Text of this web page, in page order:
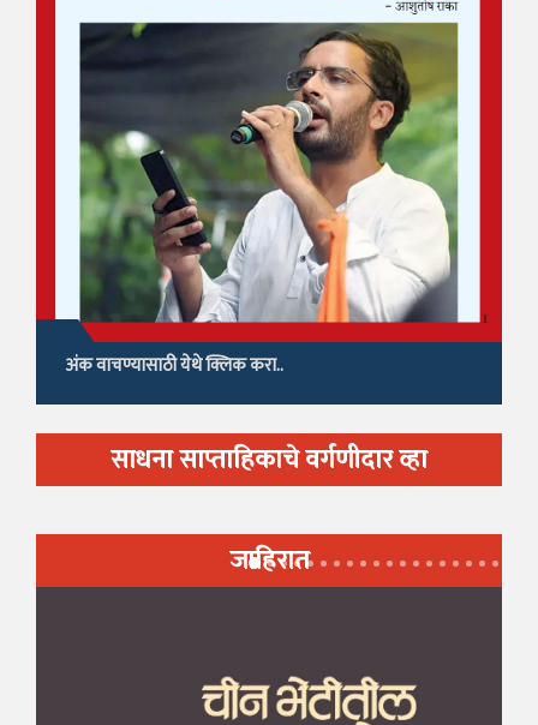
अंक वाचण्यासाठी येथे क्लिक करा..
साधना साप्ताहिकाचे वर्गणीदार व्हा
जाहिरात